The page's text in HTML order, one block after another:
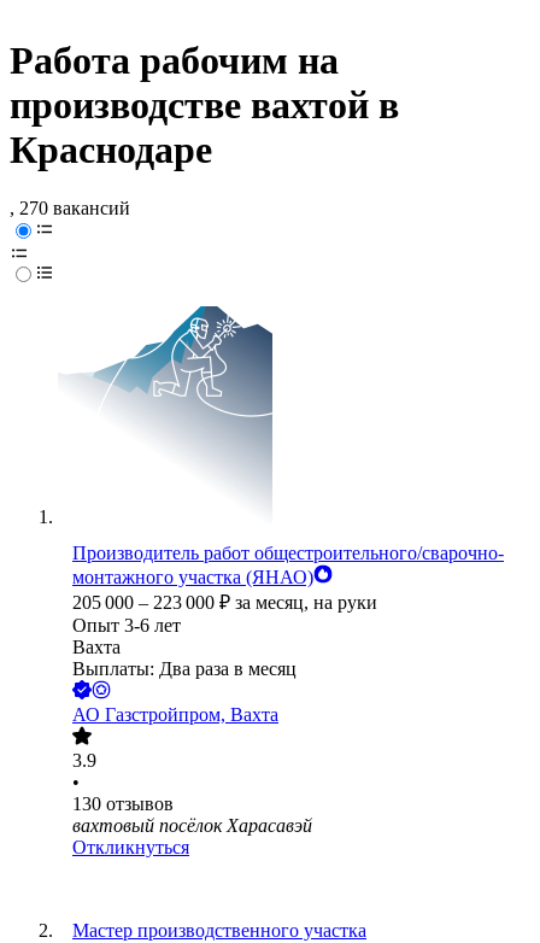
Работа рабочим на
производстве вахтой в
Краснодаре
, 270 вакансий
Производитель работ общестроительного/сварочно-
монтажного участка (ЯНАО)
205 000 – 223 000 ₽ за месяц, на руки
Опыт 3-6 лет
Вахта
Выплаты: Два раза в месяц
АО Газстройпром, Вахта
3.9
•
130 отзывов
вахтовый посёлок Харасавэй
Откликнуться
Мастер производственного участка